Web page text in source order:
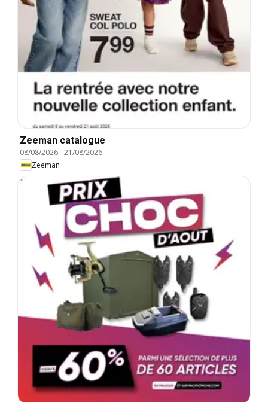
Zeeman catalogue
08/08/2026-21/08/2026
Zeeman